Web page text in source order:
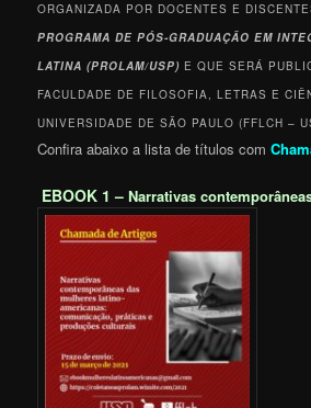
ORGANIZADA POR DOCENTES E
PROGRAMA DE PÓS-GRADUAÇÃO EM
LATINA (PROLAM/USP) E QUE SERÁ
FACULDADE DE FILOSOFIA, LETRAS E
UNIVERSIDADE DE SÃO PAULO (FFLCH –
Confira abaixo a lista de títulos com
EBOOK 1 –Narrativas